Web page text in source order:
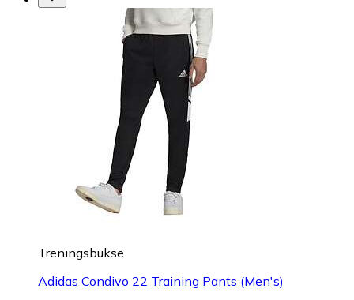
Treningsbukse
Adidas Condivo 22 Training Pants (Men's)